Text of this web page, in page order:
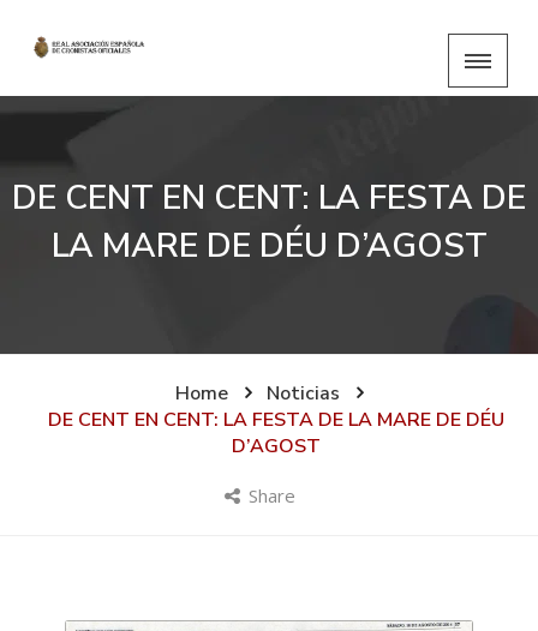
DE CENT EN CENT: LA FESTA DE
LA MARE DE DÉU D’AGOST
Home
Noticias
DE CENT EN CENT: LA FESTA DE LA MARE DE DÉU
D’AGOST
Share